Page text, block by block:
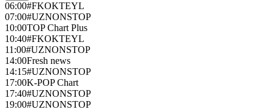
06:00#FKOKTEYL
07:00#UZNONSTOP
10:00TOP Chart Plus
10:40#FKOKTEYL
11:00#UZNONSTOP
14:00Fresh news
14:15#UZNONSTOP
17:00K-POP Chart
17:40#UZNONSTOP
19:00#UZNONSTOP